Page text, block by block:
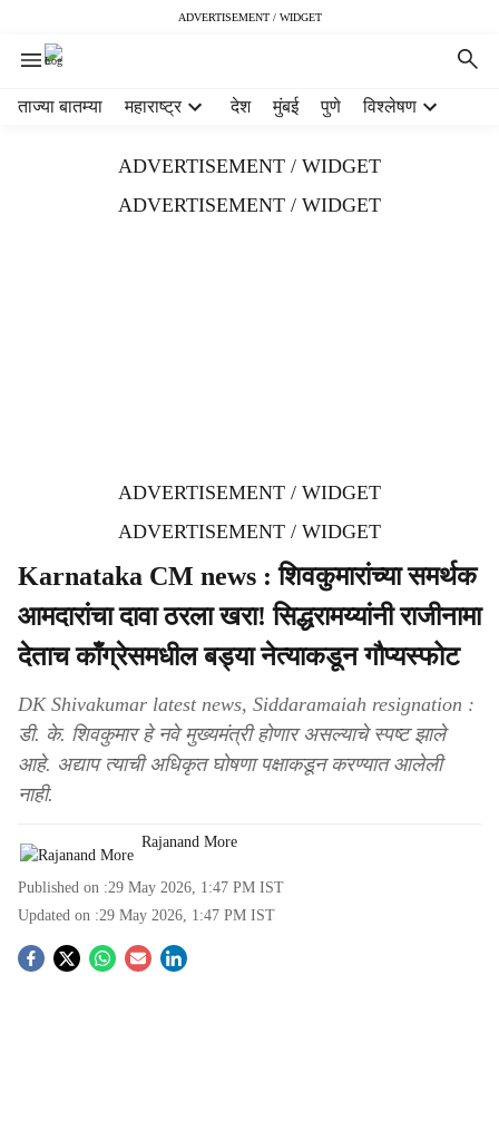
ADVERTISEMENT / WIDGET
ताज्या बातम्या महाराष्ट्र देश मुंबई पुणे विश्लेषण
ADVERTISEMENT / WIDGET
ADVERTISEMENT / WIDGET
ADVERTISEMENT / WIDGET
ADVERTISEMENT / WIDGET
Karnataka CM news : शिवकुमारांच्या समर्थक
आमदारांचा दावा ठरला खरा! सिद्धरामय्यांनी राजीनामा
देताच काँग्रेसमधील बड्या नेत्याकडून गौप्यस्फोट
DK Shivakumar latest news, Siddaramaiah resignation :
डी. के. शिवकुमार हे नवे मुख्यमंत्री होणार असल्याचे स्पष्ट झाले
आहे. अद्याप त्याची अधिकृत घोषणा पक्षाकडून करण्यात आलेली
नाही.
Rajanand More
Published on :29 May 2026, 1:47 PM IST
Updated on :29 May 2026, 1:47 PM IST
S